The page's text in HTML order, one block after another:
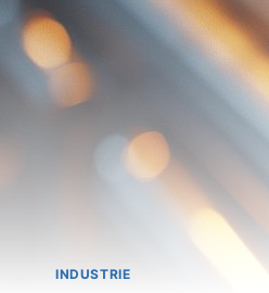
INDUSTRIE